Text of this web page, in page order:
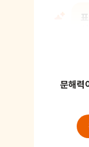
동물들
말하고
문해력